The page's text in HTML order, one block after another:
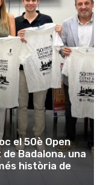
el 50è Open
Badalona, una
història de